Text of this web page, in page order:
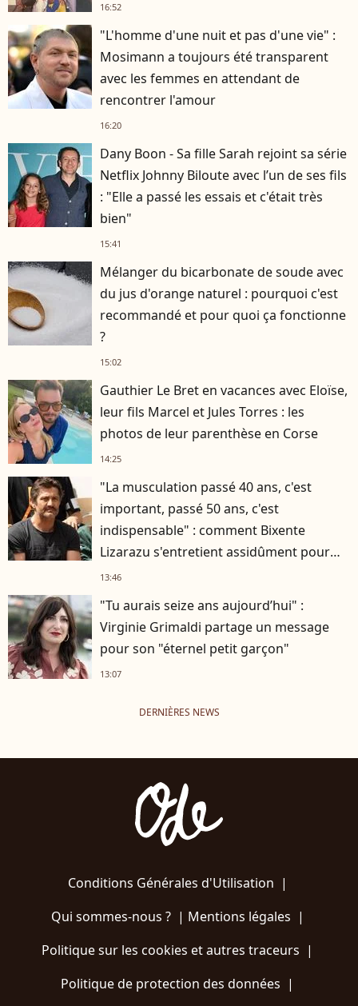
16:52
"L'homme d'une nuit et pas d'une vie" :
Mosimann a toujours été transparent
avec les femmes en attendant de
rencontrer l'amour
16:20
Dany Boon - Sa fille Sarah rejoint sa série
Netflix Johnny Biloute avec l’un de ses fils
: "Elle a passé les essais et c'était très
bien"
15:41
Mélanger du bicarbonate de soude avec
du jus d'orange naturel : pourquoi c'est
recommandé et pour quoi ça fonctionne
?
15:02
Gauthier Le Bret en vacances avec Eloïse,
leur fils Marcel et Jules Torres : les
photos de leur parenthèse en Corse
14:25
"La musculation passé 40 ans, c'est
important, passé 50 ans, c'est
indispensable" : comment Bixente
Lizarazu s'entretient assidûment pour
rester musclé à 56 ans ?
13:46
"Tu aurais seize ans aujourd’hui" :
Virginie Grimaldi partage un message
pour son "éternel petit garçon"
13:07
DERNIÈRES NEWS
Conditions Générales d'Utilisation |
Qui sommes-nous ?| Mentions légales |
Politique sur les cookies et autres traceurs |
Politique de protection des données |